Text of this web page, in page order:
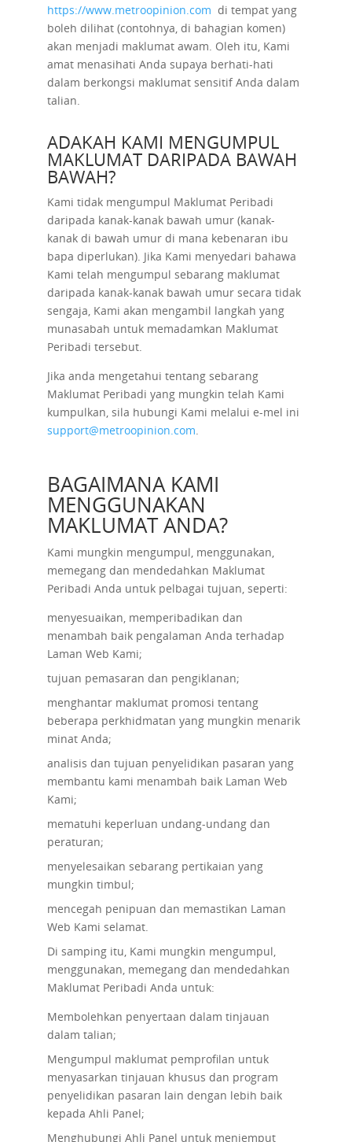
https://www.metroopinion.com di tempat yang
boleh dilihat (contohnya, di bahagian komen)
akan menjadi maklumat awam. Oleh itu, Kami
amat menasihati Anda supaya berhati-hati
dalam berkongsi maklumat sensitif Anda dalam
talian.
ADAKAH KAMI MENGUMPUL
MAKLUMAT DARIPADA BAWAH
BAWAH?
Kami tidak mengumpul Maklumat Peribadi
daripada kanak-kanak bawah umur (kanak-
kanak di bawah umur di mana kebenaran ibu
bapa diperlukan). Jika Kami menyedari bahawa
Kami telah mengumpul sebarang maklumat
daripada kanak-kanak bawah umur secara tidak
sengaja, Kami akan mengambil langkah yang
munasabah untuk memadamkan Maklumat
Peribadi tersebut.
Jika anda mengetahui tentang sebarang
Maklumat Peribadi yang mungkin telah Kami
kumpulkan, sila hubungi Kami melalui e-mel ini
support@metroopinion.com.
BAGAIMANA KAMI
MENGGUNAKAN
MAKLUMAT ANDA?
Kami mungkin mengumpul, menggunakan,
memegang dan mendedahkan Maklumat
Peribadi Anda untuk pelbagai tujuan, seperti:
menyesuaikan, memperibadikan dan
menambah baik pengalaman Anda terhadap
Laman Web Kami;
tujuan pemasaran dan pengiklanan;
menghantar maklumat promosi tentang
beberapa perkhidmatan yang mungkin menarik
minat Anda;
analisis dan tujuan penyelidikan pasaran yang
membantu kami menambah baik Laman Web
Kami;
mematuhi keperluan undang-undang dan
peraturan;
menyelesaikan sebarang pertikaian yang
mungkin timbul;
mencegah penipuan dan memastikan Laman
Web Kami selamat.
Di samping itu, Kami mungkin mengumpul,
menggunakan, memegang dan mendedahkan
Maklumat Peribadi Anda untuk:
Membolehkan penyertaan dalam tinjauan
dalam talian;
Mengumpul maklumat pemprofilan untuk
menyasarkan tinjauan khusus dan program
penyelidikan pasaran lain dengan lebih baik
kepada Ahli Panel;
Menghubungi Ahli Panel untuk menjemput